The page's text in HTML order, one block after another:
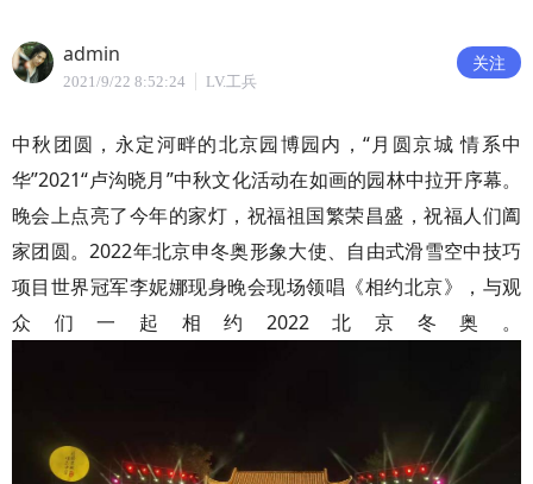
admin
2021/9/22 8:52:24 LV.工兵
关注
中秋团圆，永定河畔的北京园博园内，“月圆京城 情系中
华”2021“卢沟晓月”中秋文化活动在如画的园林中拉开序幕。
晚会上点亮了今年的家灯，祝福祖国繁荣昌盛，祝福人们阖
家团圆。2022年北京申冬奥形象大使、自由式滑雪空中技巧
项目世界冠军李妮娜现身晚会现场领唱《相约北京》，与观
众们一起相约2022北京冬奥。